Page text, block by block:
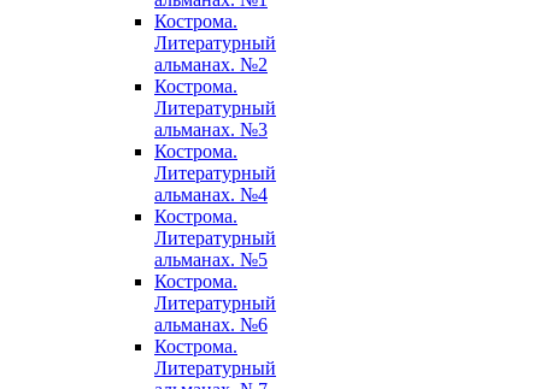
Кострома.
Литературный
альманах. №2
Кострома.
Литературный
альманах. №3
Кострома.
Литературный
альманах. №4
Кострома.
Литературный
альманах. №5
Кострома.
Литературный
альманах. №6
Кострома.
Литературный